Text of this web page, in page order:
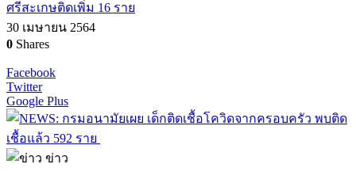
ศรีสะเกษติดเพิ่ม 16 ราย
30 เมษายน 2564
0 Shares
Facebook
Twitter
Google Plus
ข่าว